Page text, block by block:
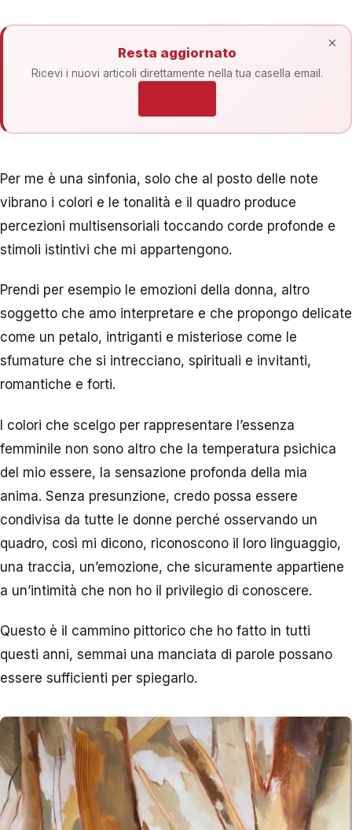
Resta aggiornato
Ricevi i nuovi articoli direttamente nella tua casella email.
×
Per me è una sinfonia, solo che al posto delle note
vibrano i colori e le tonalità e il quadro produce
percezioni multisensoriali toccando corde profonde e
stimoli istintivi che mi appartengono.
Prendi per esempio le emozioni della donna, altro
soggetto che amo interpretare e che propongo delicate
come un petalo, intriganti e misteriose come le
sfumature che si intrecciano, spirituali e invitanti,
romantiche e forti.
I colori che scelgo per rappresentare l’essenza
femminile non sono altro che la temperatura psichica
del mio essere, la sensazione profonda della mia
anima. Senza presunzione, credo possa essere
condivisa da tutte le donne perché osservando un
quadro, così mi dicono, riconoscono il loro linguaggio,
una traccia, un’emozione, che sicuramente appartiene
a un’intimità che non ho il privilegio di conoscere.
Questo è il cammino pittorico che ho fatto in tutti
questi anni, semmai una manciata di parole possano
essere sufficienti per spiegarlo.